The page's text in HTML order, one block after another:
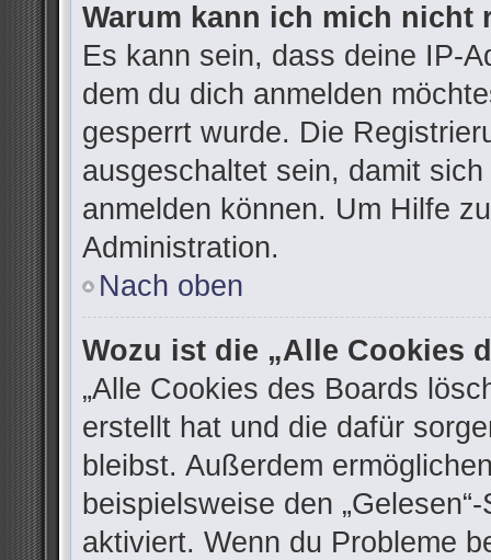
Warum kann ich mich nicht
Es kann sein, dass deine IP-
dem du dich anmelden
gesperrt wurde. Die
ausgeschaltet sein, damit
anmelden können. Um Hilfe
Administration.
Nach oben
Wozu ist die „Alle Cookies
„Alle Cookies des Boards
erstellt hat und die dafür
bleibst. Außerdem
beispielsweise den
aktiviert. Wenn du Probleme